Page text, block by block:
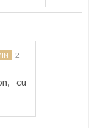
2
cu